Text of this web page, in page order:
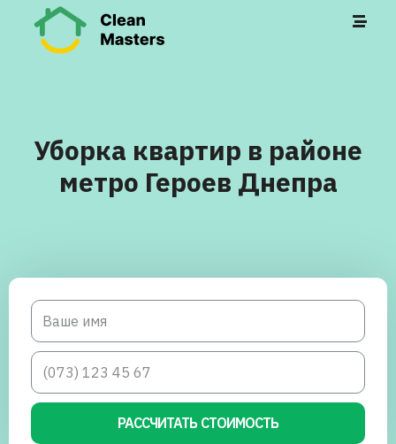
Уборка квартир в районе
метро Героев Днепра
РАССЧИТАТЬ СТОИМОСТЬ